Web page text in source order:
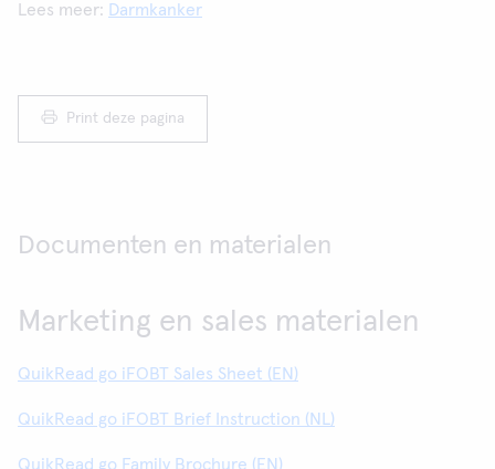
Lees meer: Darmkanker
Print deze pagina
Documenten en materialen
Marketing en sales materialen
QuikRead go iFOBT Sales Sheet (EN)
QuikRead go iFOBT Brief Instruction (NL)
QuikRead go Family Brochure (EN)